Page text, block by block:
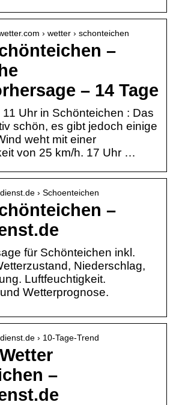
› wetter › schonteichen
–
– 14 Tage
Uhr in Schönteichen : Das
schön, es gibt jedoch einige
weht mit einer
von 25 km/h. 17 Uhr …
› Schoenteichen
–
für Schönteichen inkl.
Niederschlag,
Luftfeuchtigkeit.
Wetterprognose.
› 10-Tage-Trend
–